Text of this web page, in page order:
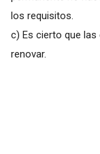
los requisitos.
c) Es cierto que
renovar.